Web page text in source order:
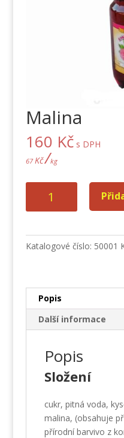
Malina
160 Kč s DPH
67Kč/kg
množství
Katalogové číslo: 50001
Popis
Další informace
Popis
Složení
cukr, pitná voda,
malina, (obsahuje
přírodní barvivo z